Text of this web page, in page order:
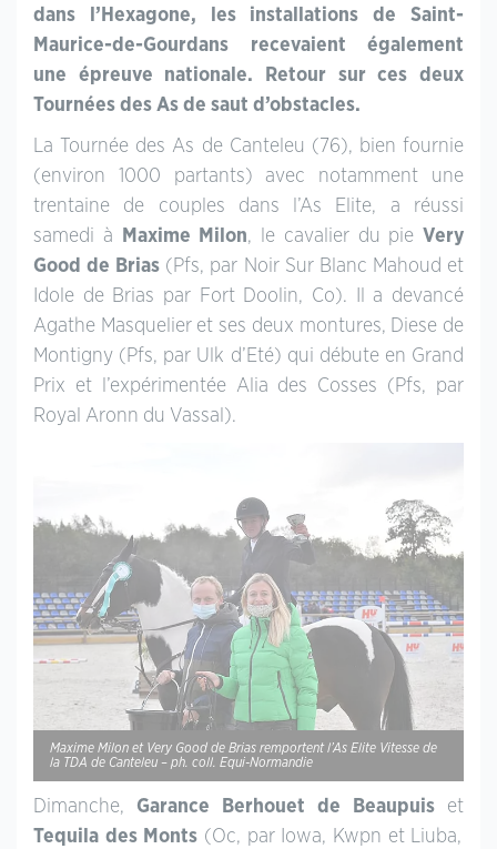
dans l’Hexagone, les installations de Saint-
Maurice-de-Gourdans recevaient également
une épreuve nationale. Retour sur ces deux
Tournées des As de saut d’obstacles.
La Tournée des As de Canteleu (76), bien fournie
(environ 1000 partants) avec notamment une
trentaine de couples dans l’As Elite, a réussi
samedi à
Maxime Milon, le cavalier du pie Very
Good de Brias (Pfs, par Noir Sur Blanc Mahoud et
Idole de Brias par Fort Doolin, Co). Il a devancé
Agathe Masquelier et ses deux montures, Diese de
Montigny (Pfs, par Ulk d’Eté) qui débute en Grand
Prix et l’expérimentée Alia des Cosses (Pfs, par
Royal Aronn du Vassal).
Maxime Milon et Very Good de Brias remportent l’As Elite Vitesse de
la TDA de Canteleu – ph. coll. Equi-Normandie
Dimanche, Garance Berhouet de Beaupuis et
Tequila des Monts (Oc, par Iowa, Kwpn et Liuba,